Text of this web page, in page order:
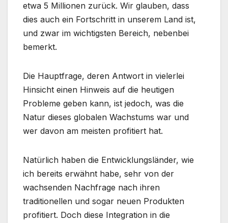
etwa 5 Millionen zurück. Wir glauben, dass
dies auch ein Fortschritt in unserem Land ist,
und zwar im wichtigsten Bereich, nebenbei
bemerkt.
Die Hauptfrage, deren Antwort in vielerlei
Hinsicht einen Hinweis auf die heutigen
Probleme geben kann, ist jedoch, was die
Natur dieses globalen Wachstums war und
wer davon am meisten profitiert hat.
Natürlich haben die Entwicklungsländer, wie
ich bereits erwähnt habe, sehr von der
wachsenden Nachfrage nach ihren
traditionellen und sogar neuen Produkten
profitiert. Doch diese Integration in die